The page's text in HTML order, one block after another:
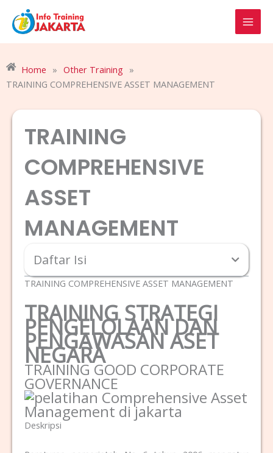
content
Home » Other Training »
TRAINING COMPREHENSIVE ASSET MANAGEMENT
TRAINING
COMPREHENSIVE
ASSET
MANAGEMENT
Daftar Isi
TRAINING COMPREHENSIVE ASSET MANAGEMENT
TRAINING STRATEGI
PENGELOLAAN DAN
PENGAWASAN ASET
NEGARA
TRAINING GOOD CORPORATE
GOVERNANCE
Deskripsi